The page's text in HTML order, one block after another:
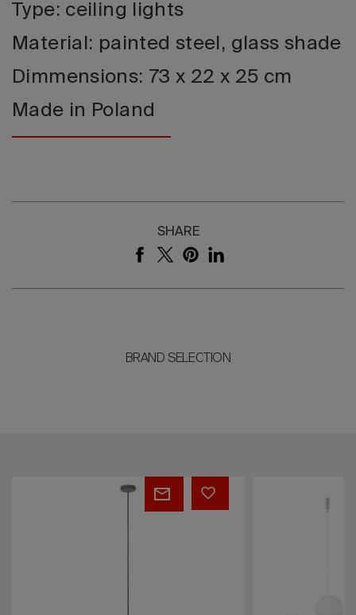
Type: ceiling lights
Material: painted steel, glass shade
Dimmensions: 73 x 22 x 25 cm
Made in Poland
SHARE
BRAND SELECTION